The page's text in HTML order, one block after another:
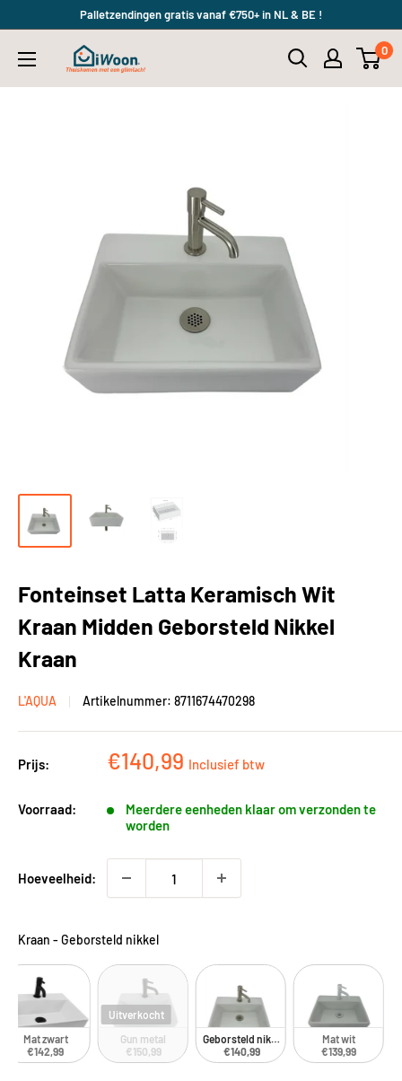
content
Palletzendingen gratis vanaf €750+ in NL & BE !
iWoon.nl 0
Fonteinset Latta Keramisch Wit
Kraan Midden Geborsteld Nikkel
Kraan
L'AQUA Artikelnummer: 8711674470298
Prijs: Kortingsprijs
€140,99 Inclusief btw
Voorraad:
Meerdere eenheden klaar om verzonden te
worden
Hoeveelheid:
Kraan - Geborsteld nikkel
Mat zwart
€142,99
Uitverkocht
Gun metal
€150,99
Geborsteld nikkel
€140,99
Mat wit
€139,99